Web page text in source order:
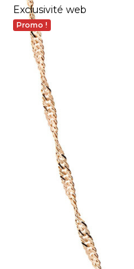
Exclusivité web
Promo !